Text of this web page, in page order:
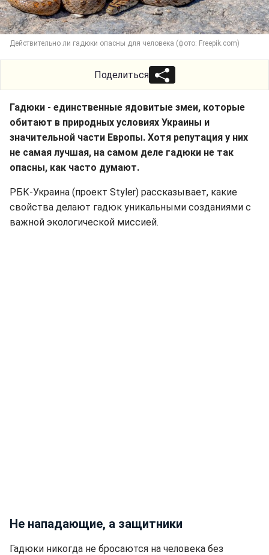
Действительно ли гадюки опасны для человека (фото: Freepik.com)
Поделиться
Гадюки - единственные ядовитые змеи, которые
обитают в природных условиях Украины и
значительной части Европы. Хотя репутация у них
не самая лучшая, на самом деле гадюки не так
опасны, как часто думают.
РБК-Украина (проект Styler) рассказывает, какие
свойства делают гадюк уникальными созданиями с
важной экологической миссией.
Не нападающие, а защитники
Гадюки никогда не бросаются на человека без